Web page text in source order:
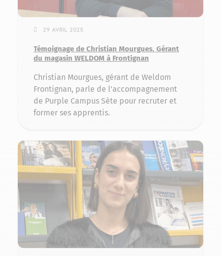
29 avril 2025
Témoignage de Christian Mourgues, Gérant
du magasin WELDOM à Frontignan
Christian Mourgues, gérant de Weldom
Frontignan, parle de l’accompagnement
de Purple Campus Sète pour recruter et
former ses apprentis.